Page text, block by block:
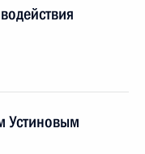
Устиновым